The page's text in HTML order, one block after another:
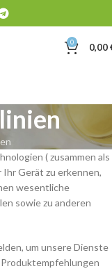
0 0,00
( zusammen als
Ihr Gerät zu erkennen,
wesentliche
sowie zu anderen
um unsere Dienste